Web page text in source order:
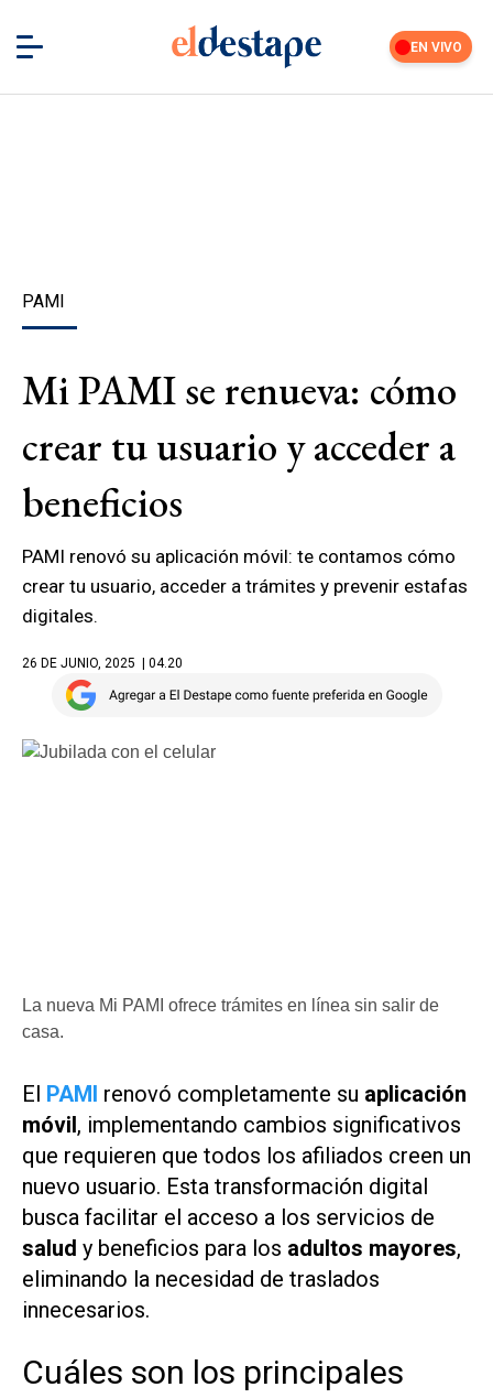
EN VIVO
PAMI
Mi PAMI se renueva: cómo
crear tu usuario y acceder a
beneficios
PAMI renovó su aplicación móvil: te contamos cómo
crear tu usuario, acceder a trámites y prevenir estafas
digitales.
26 DE JUNIO, 2025 | 04.20
La nueva Mi PAMI ofrece trámites en línea sin salir de
casa.
El PAMI renovó completamente su aplicación
móvil, implementando cambios significativos
que requieren que todos los afiliados creen un
nuevo usuario. Esta transformación digital
busca facilitar el acceso a los servicios de
salud y beneficios para los adultos mayores,
eliminando la necesidad de traslados
innecesarios.
Cuáles son los principales